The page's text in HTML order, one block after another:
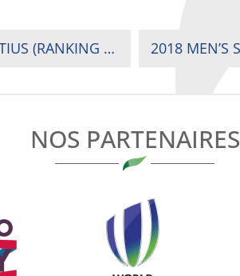
2018 MEN’S SEVENS – M23 – BOTSWANA VS MAURITIUS (RANKING 11TH)
NOS PARTENAIRES